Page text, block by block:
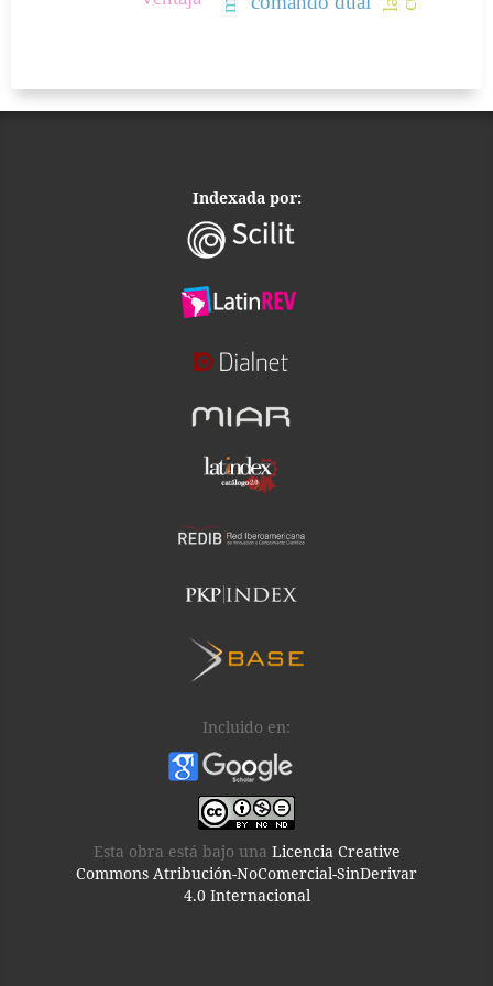
Indexada por:
Incluido en:
Esta obra está bajo una Licencia Creative
Commons Atribución-NoComercial-SinDerivar
4.0 Internacional